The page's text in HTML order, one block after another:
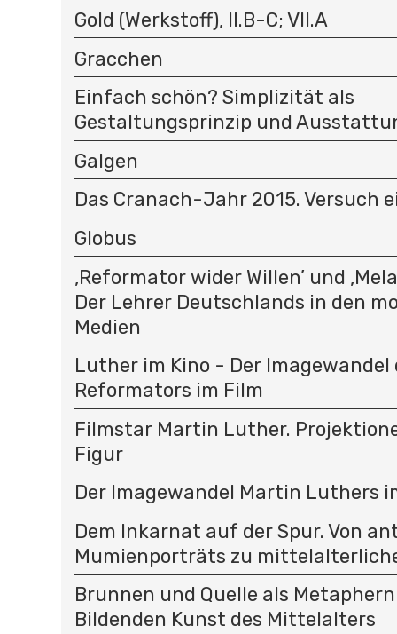
Gold (Werkstoff), II.B-C; VII.A
Gracchen
Einfach schön? Simplizität als
Gestaltungsprinzip und
Galgen
Das Cranach-Jahr 2015. Versuch
Globus
‚Reformator wider Willen’ und
Der Lehrer Deutschlands in den
Medien
Luther im Kino - Der Imagewandel
Reformators im Film
Filmstar Martin Luther.
Figur
Der Imagewandel Martin Luthers
Dem Inkarnat auf der Spur. Von
Mumienporträts zu
Brunnen und Quelle als
Bildenden Kunst des Mittelalters